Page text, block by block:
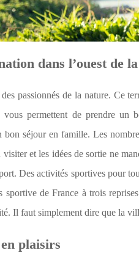
dans l’ouest de
passionnés de la nature. Ce
vous permettent de prendre
bon séjour en famille. Les
et les idées de sortie ne
Des activités sportives pour
sportive de France à trois
Il faut simplement dire que la
plaisirs